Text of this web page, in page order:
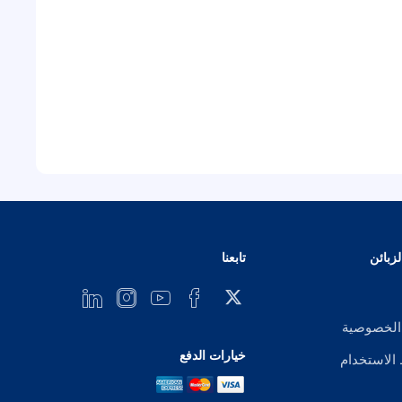
الخصوصية
تابعنا
خيارات الدفع